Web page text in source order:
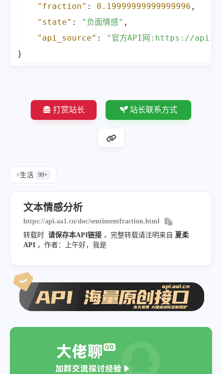
"fraction" : 0.19999999999999996 ,
"state" : "负面情感" ,
"api_source" :
"官方API网:https://
}
打赏站长 站长联系方式
#生活 99+
文本情感分析
https://api.aa1.cn/doc/sentimentfraction.html
转载时 请保存本API链接 ，完整转载请注明来自 夏柔
API ，作者：上午好，我是